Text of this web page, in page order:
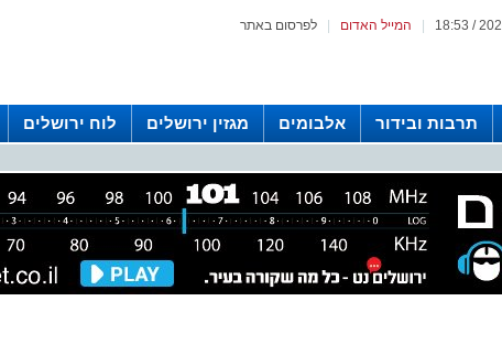
לפרסום באתר המייל האדום
תרבות ובידור אלבומים מגזין ירושלים לוח ירושלים